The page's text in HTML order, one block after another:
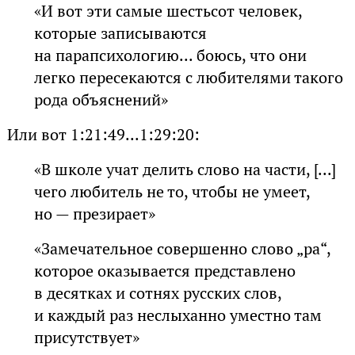
«И вот эти самые шестьсот человек,
которые записываются
на парапсихологию... боюсь, что они
легко пересекаются с любителями такого
рода объяснений»
Или вот 1:21:49...1:29:20:
«В школе учат делить слово на части, [...]
чего любитель не то, чтобы не умеет,
но — презирает»
«Замечательное совершенно слово „ра“,
которое оказывается представлено
в десятках и сотнях русских слов,
и каждый раз неслыханно уместно там
присутствует»